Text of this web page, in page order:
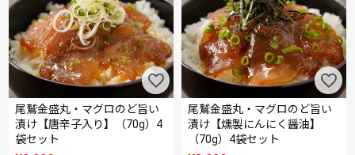
尾鷲金盛丸・マグロのど旨い
漬け【唐辛子入り】（70g）4
袋セット
尾鷲金盛丸・マグロのど旨い
漬け【燻製にんにく醤油】
（70g）4袋セット